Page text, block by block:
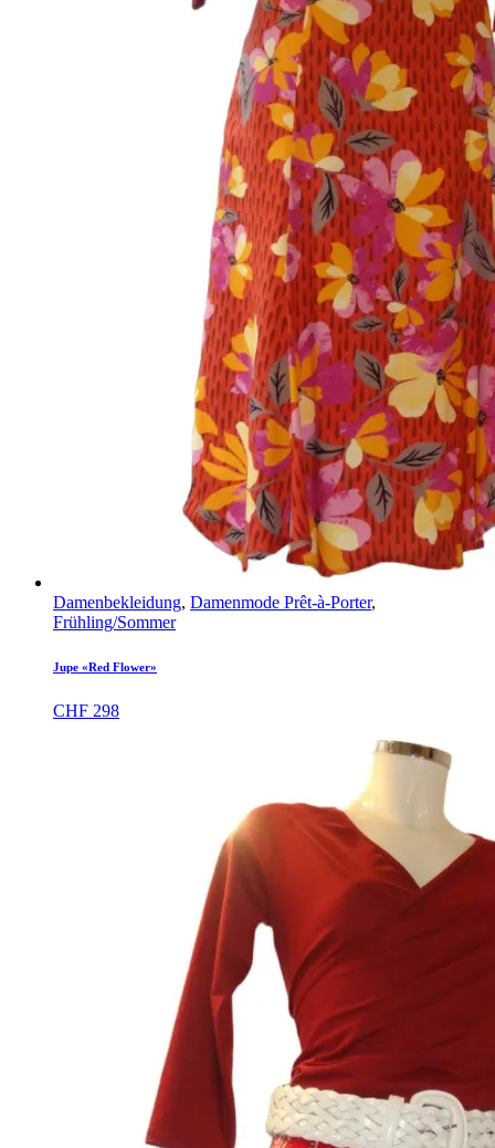
Damenbekleidung, Damenmode Prêt-à-Porter,
Frühling/Sommer
Jupe «Red Flower»
CHF 298